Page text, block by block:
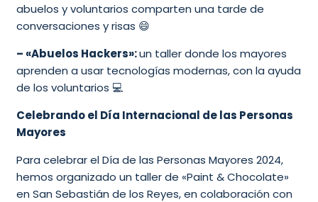
abuelos y voluntarios comparten una tarde de
conversaciones y risas 😄
– «Abuelos Hackers»:un taller donde los mayores
aprenden a usar tecnologías modernas, con la ayuda
de los voluntarios 💻
Celebrando el Día Internacional de las Personas
Mayores
Para celebrar el Día de las Personas Mayores 2024,
hemos organizado un taller de «Paint & Chocolate»
en San Sebastián de los Reyes, en colaboración con